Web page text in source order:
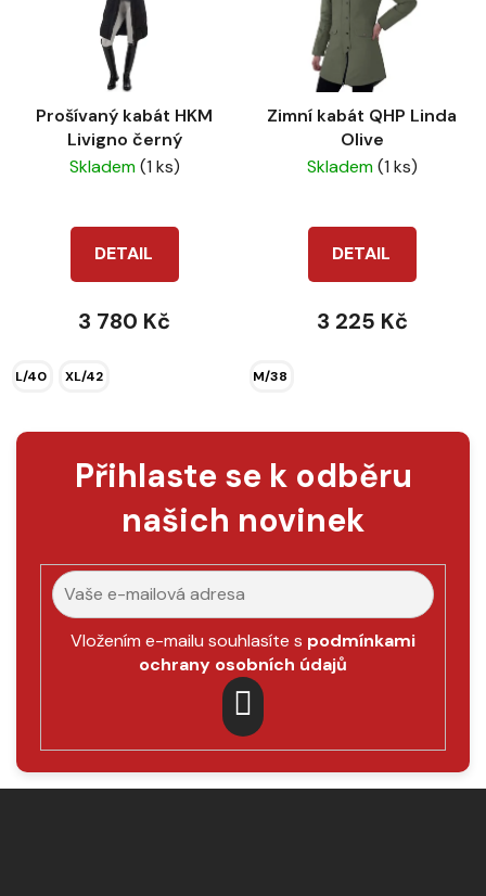
Prošívaný kabát HKM
Livigno černý
Skladem(1 ks)
DETAIL
3 780 Kč
L/40 XL/42
Zimní kabát QHP Linda
Olive
Skladem(1 ks)
DETAIL
3 225 Kč
M/38
Přihlaste se k odběru
našich novinek
Vložením e-mailu souhlasíte s podmínkami
ochrany osobních údajů
PŘIHLÁSIT
SE